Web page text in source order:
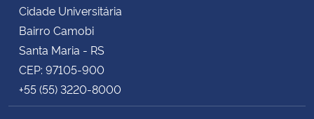
Cidade Universitária
Bairro Camobi
Santa Maria - RS
CEP: 97105-900
+55 (55) 3220-8000